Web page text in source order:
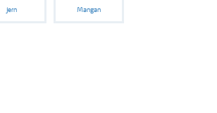
Jern Mangan